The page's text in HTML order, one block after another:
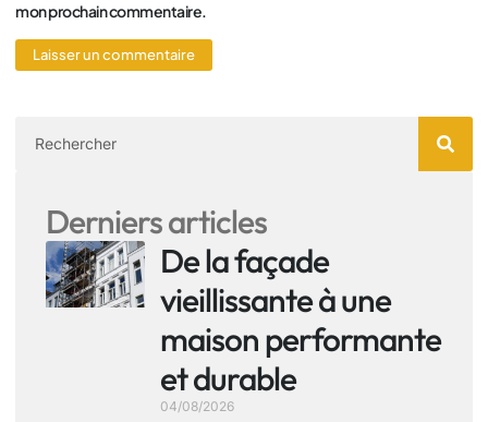
mon prochain commentaire.
Derniers articles
De la façade
vieillissante à une
maison performante
et durable
04/08/2026